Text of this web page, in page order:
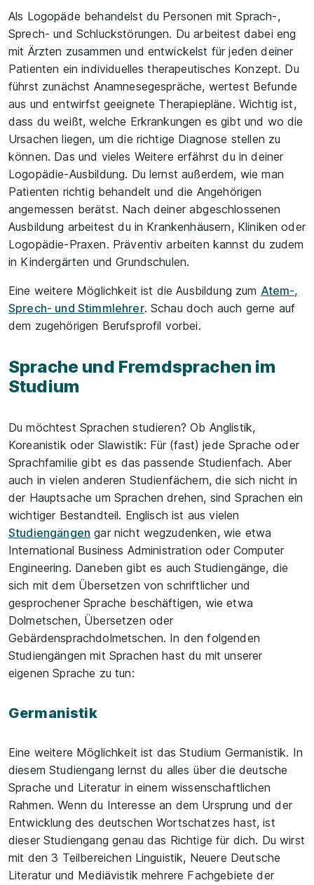
Als Logopäde behandelst du Personen mit Sprach-,
Sprech- und Schluckstörungen. Du arbeitest dabei eng
mit Ärzten zusammen und entwickelst für jeden deiner
Patienten ein individuelles therapeutisches Konzept. Du
führst zunächst Anamnesegespräche, wertest Befunde
aus und entwirfst geeignete Therapiepläne. Wichtig ist,
dass du weißt, welche Erkrankungen es gibt und wo die
Ursachen liegen, um die richtige Diagnose stellen zu
können. Das und vieles Weitere erfährst du in deiner
Logopädie-Ausbildung. Du lernst außerdem, wie man
Patienten richtig behandelt und die Angehörigen
angemessen berätst. Nach deiner abgeschlossenen
Ausbildung arbeitest du in Krankenhäusern, Kliniken oder
Logopädie-Praxen. Präventiv arbeiten kannst du zudem
in Kindergärten und Grundschulen.
Eine weitere Möglichkeit ist die Ausbildung zum Atem-,
Sprech- und Stimmlehrer. Schau doch auch gerne auf
dem zugehörigen Berufsprofil vorbei.
Sprache und Fremdsprachen im
Studium
Du möchtest Sprachen studieren? Ob Anglistik,
Koreanistik oder Slawistik: Für (fast) jede Sprache oder
Sprachfamilie gibt es das passende Studienfach. Aber
auch in vielen anderen Studienfächern, die sich nicht in
der Hauptsache um Sprachen drehen, sind Sprachen ein
wichtiger Bestandteil. Englisch ist aus vielen
Studiengängen gar nicht wegzudenken, wie etwa
International Business Administration oder Computer
Engineering. Daneben gibt es auch Studiengänge, die
sich mit dem Übersetzen von schriftlicher und
gesprochener Sprache beschäftigen, wie etwa
Dolmetschen, Übersetzen oder
Gebärdensprachdolmetschen. In den folgenden
Studiengängen mit Sprachen hast du mit unserer
eigenen Sprache zu tun:
Germanistik
Eine weitere Möglichkeit ist das Studium Germanistik. In
diesem Studiengang lernst du alles über die deutsche
Sprache und Literatur in einem wissenschaftlichen
Rahmen. Wenn du Interesse an dem Ursprung und der
Entwicklung des deutschen Wortschatzes hast, ist
dieser Studiengang genau das Richtige für dich. Du wirst
mit den 3 Teilbereichen Linguistik, Neuere Deutsche
Literatur und Mediävistik mehrere Fachgebiete der